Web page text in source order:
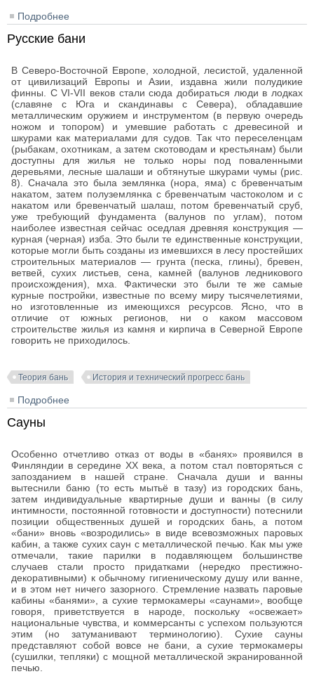
Подробнее
Русские бани
В Северо-Восточной Европе, холодной, лесистой, удаленной
от цивилизаций Европы и Азии, издавна жили полудикие
финны. С VI-VII веков стали сюда добираться люди в лодках
(славяне с Юга и скандинавы с Севера), обладавшие
металлическим оружием и инструментом (в первую очередь
ножом и топором) и умевшие работать с древесиной и
шкурами как материалами для судов. Так что переселенцам
(рыбакам, охотникам, а затем скотоводам и крестьянам) были
доступны для жилья не только норы под поваленными
деревьями, лесные шалаши и обтянутые шкурами чумы (рис.
8). Сначала это была землянка (нора, яма) с бревенчатым
накатом, затем полуземлянка с бревенчатым частоколом и с
накатом или бревенчатый шалаш, потом бревенчатый сруб,
уже требующий фундамента (валунов по углам), потом
наиболее известная сейчас оседлая древняя конструкция —
курная (черная) изба. Это были те единственные конструкции,
которые могли быть созданы из имевшихся в лесу простейших
строительных материалов — грунта (песка, глины), бревен,
ветвей, сухих листьев, сена, камней (валунов ледникового
происхождения), мха. Фактически это были те же самые
курные постройки, известные по всему миру тысячелетиями,
но изготовленные из имеющихся ресурсов. Ясно, что в
отличие от южных регионов, ни о каком массовом
строительстве жилья из камня и кирпича в Северной Европе
говорить не приходилось.
Теория бань История и технический прогресс бань
Подробнее
Сауны
Особенно отчетливо отказ от воды в «банях» проявился в
Финляндии в середине XX века, а потом стал повторяться с
запозданием в нашей стране. Сначала души и ванны
вытеснили баню (то есть мытьё в тазу) из городских бань,
затем индивидуальные квартирные души и ванны (в силу
интимности, постоянной готовности и доступности) потеснили
позиции общественных душей и городских бань, а потом
«бани» вновь «возродились» в виде всевозможных паровых
кабин, а также сухих саун с металлической печью. Как мы уже
отмечали, такие парилки в подавляющем большинстве
случаев стали просто придатками (нередко престижно-
декоративными) к обычному гигиеническому душу или ванне,
и в этом нет ничего зазорного. Стремление назвать паровые
кабины «банями», а сухие термокамеры «саунами», вообще
говоря, приветствуется в народе, поскольку «освежает»
национальные чувства, и коммерсанты с успехом пользуются
этим (но затуманивают терминологию). Сухие сауны
представляют собой вовсе не бани, а сухие термокамеры
(сушилки, тепляки) с мощной металлической экранированной
печью.